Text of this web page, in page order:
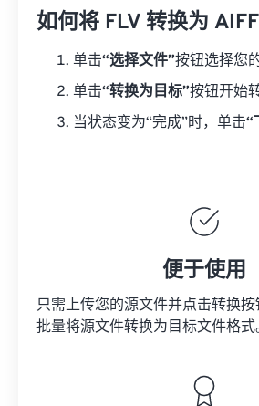
如何将 FLV 转换为 AIFF
单击“选择文件”按钮选择您
单击“转换为目标”按钮开始
当状态变为“完成”时，单击“
便于使用
只需上传您的源文件并点击转换
批量将源文件转换为目标文件格式